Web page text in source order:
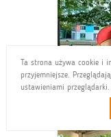
Ta strona używa cookie i
przyjemniejsze.
ustawieniami